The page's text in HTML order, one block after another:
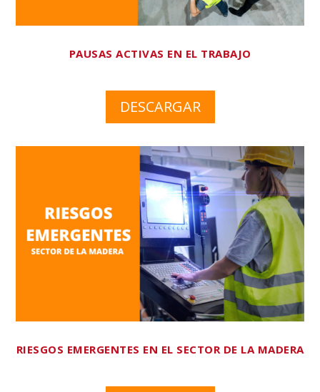
PAUSAS ACTIVAS EN EL TRABAJO
DESCARGAR
RIESGOS EMERGENTES EN EL SECTOR DE LA MADERA